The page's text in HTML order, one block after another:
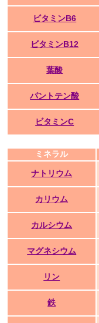
ビタミンB6
ビタミンB12
葉酸
パントテン酸
ビタミンC
ミネラル
ナトリウム
カリウム
カルシウム
マグネシウム
リン
鉄